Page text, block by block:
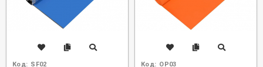
Код: SF02 Код: OP03